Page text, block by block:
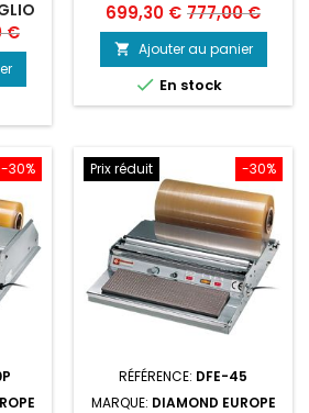
€
FILO
Prix
699,30 € Prix
de
base
777,00 €
 Ajouter au panier
 En stock
-30% -30%
Prix réduit
RÉFÉRENCE: DFE-45
MARQUE: DIAMOND EUROPE